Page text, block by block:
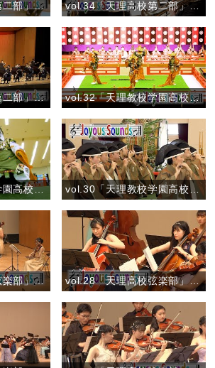
vol.35「天理高校第二部」『風になりたい』 vol.34「天理高校第二部」『宝島』
vol.33「天理高校第二部」『ルパン三世のテーマ（ロックバージョン）』 vol.32「天理教校学園高校」舞楽「太平楽(たいへいらく)」
vol.31「天理教校学園高校」舞楽「蘇利古(そりこ)」 vol.30「天理教校学園高校」管絃『蘇莫者破』
vol.29「天理高校弦楽部」『弦楽のためのトリプティーク』 vol.28「天理高校弦楽部」『花のワルツ（弦楽合奏版）』